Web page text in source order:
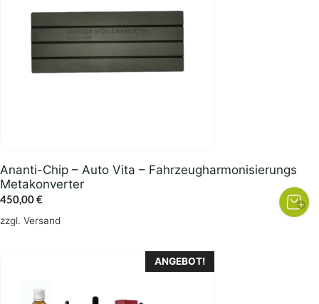
Ananti-Chip – Auto Vita – Fahrzeugharmonisierungs
Metakonverter
450,00€
zzgl. Versand
ANGEBOT!